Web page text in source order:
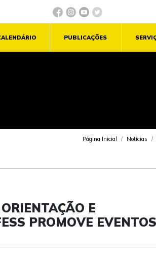
PUBLICAÇÕES
Página Inicial Notícias
E
PROMOVE